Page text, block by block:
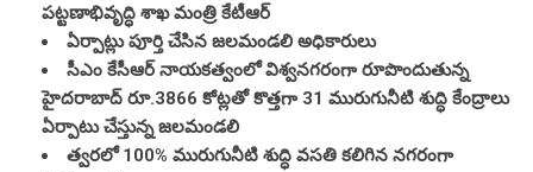
పట్టణాభివృద్ధి శాఖ మంత్రి కేటీఆర్
ఏర్పాట్లు పూర్తి చేసిన జలమండలి అధికారులు
సీఎం కేసీఆర్ నాయకత్వంలో విశ్వనగరంగా రూపొందుతున్న
హైదరాబాద్ రూ.3866 కోట్లతో కొత్తగా 31 మురుగునీటి శుద్ధి కేంద్రాలు
ఏర్పాటు చేస్తున్న జలమండలి
త్వరలో 100% మురుగునీటి శుద్ధి వసతి కలిగిన నగరంగా